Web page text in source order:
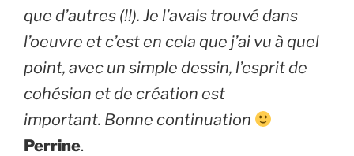
que d’autres (!!). Je l’avais trouvé dans
l’oeuvre et c’est en cela que j’ai vu à quel
point, avec un simple dessin, l’esprit de
cohésion et de création est
important. Bonne continuation
Perrine.